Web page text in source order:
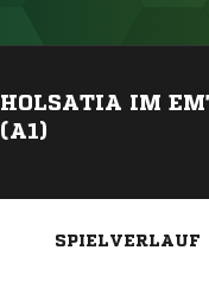
HOLSATIA IM
(A1)
SPIELVERLAUF